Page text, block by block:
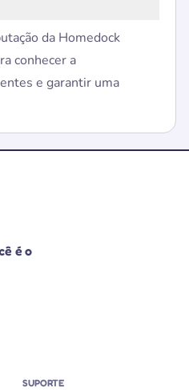
da Homedock
conhecer a
e garantir uma
é o
Cupoland no YouTube
SUPORTE